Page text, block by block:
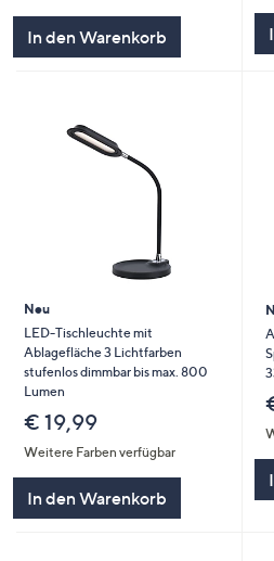
In den Warenkorb
Neu
LED-Tischleuchte mit
Ablagefläche 3 Lichtfarben
stufenlos dimmbar bis max. 800
Lumen
€ 19,99
Weitere Farben verfügbar
In den Warenkorb